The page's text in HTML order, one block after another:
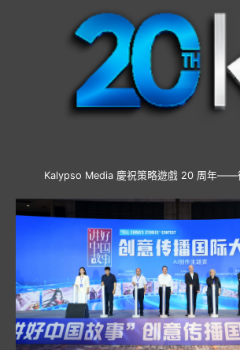
Kalypso Media 慶祝策略遊戲 20 周年——